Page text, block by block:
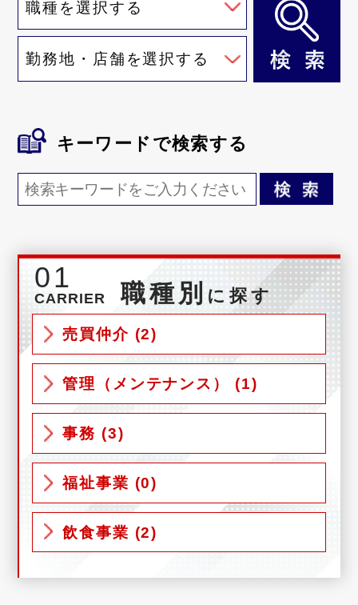
キーワード で検索する
01
CARRIER 職種別 に探す
売買仲介 (2)
管理（メンテナンス） (1)
事務 (3)
福祉事業 (0)
飲食事業 (2)